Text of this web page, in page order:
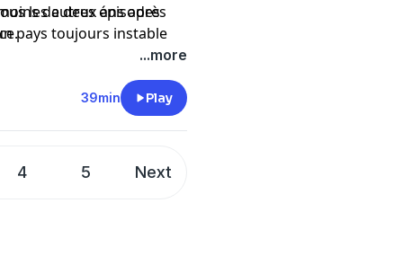
de deux ans après
pays toujours instable
acte populiste de nos
les autres épisodes
.
...more
39min Play
4 5 Next